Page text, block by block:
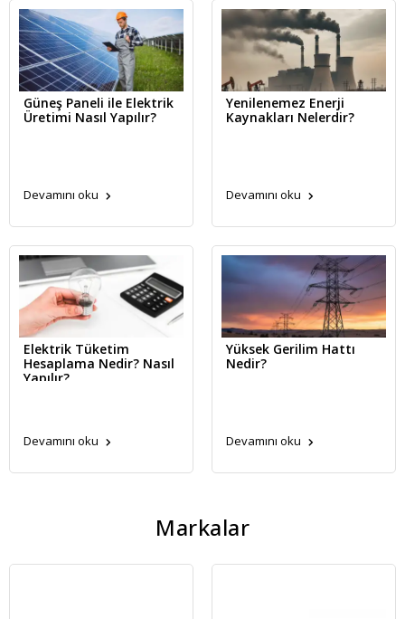
Güneş Paneli ile Elektrik
Üretimi Nasıl Yapılır?
Devamını oku
Yenilenemez Enerji
Kaynakları Nelerdir?
Devamını oku
Elektrik Tüketim
Hesaplama Nedir? Nasıl
Yapılır?
Devamını oku
Yüksek Gerilim Hattı
Nedir?
Devamını oku
Markalar